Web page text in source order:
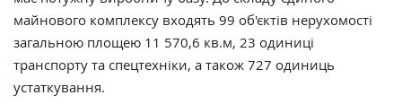
майнового комплексу входять 99 об'єктів нерухомості
загальною площею 11 570,6 кв.м, 23 одиниці
транспорту та спецтехніки, а також 727 одиниць
устаткування.